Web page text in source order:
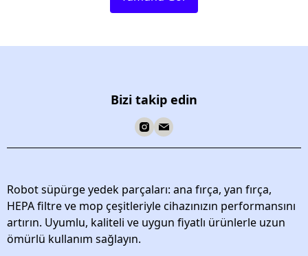
Bizi takip edin
Robot süpürge yedek parçaları: ana fırça, yan fırça,
HEPA filtre ve mop çeşitleriyle cihazınızın performansını
artırın. Uyumlu, kaliteli ve uygun fiyatlı ürünlerle uzun
ömürlü kullanım sağlayın.